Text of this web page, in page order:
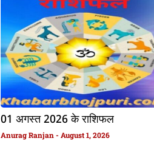
01 अगस्त 2026 के राशिफल
Anurag Ranjan August 1, 2026